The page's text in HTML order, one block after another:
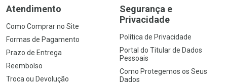
Atendimento
Como Comprar no Site
Formas de Pagamento
Prazo de Entrega
Reembolso
Troca ou Devolução
Segurança e
Privacidade
Política de Privacidade
Portal do Titular de Dados
Pessoais
Como Protegemos os Seus
Dados